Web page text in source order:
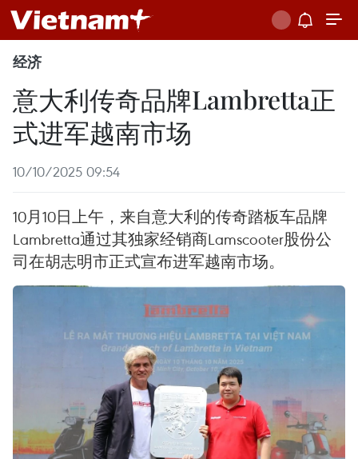
经济
意大利传奇品牌Lambretta正
式进军越南市场
10/10/2025 09:54
10月10日上午，来自意大利的传奇踏板车品牌
Lambretta通过其独家经销商Lamscooter股份公
司在胡志明市正式宣布进军越南市场。